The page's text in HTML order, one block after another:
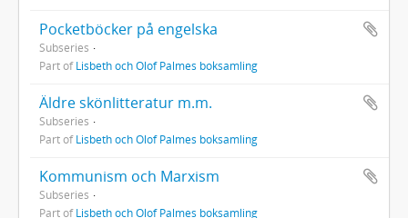
Pocketböcker på engelska
Subseries
Part ofLisbeth och Olof Palmes boksamling
Äldre skönlitteratur m.m.
Subseries
Part ofLisbeth och Olof Palmes boksamling
Kommunism och Marxism
Subseries
Part ofLisbeth och Olof Palmes boksamling